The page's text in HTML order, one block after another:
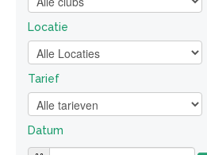
Locatie
Tarief
Datum